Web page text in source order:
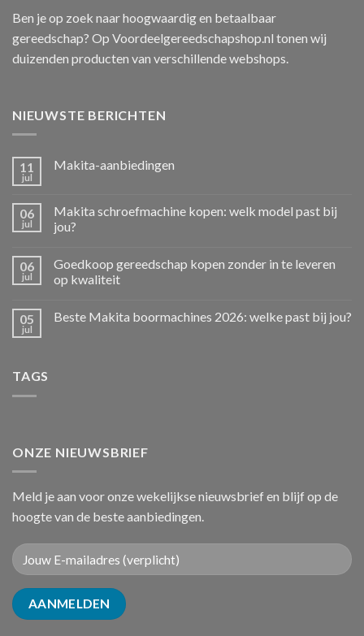
Ben je op zoek naar hoogwaardig en betaalbaar
gereedschap? Op Voordeelgereedschapshop.nl tonen wij
duizenden producten van verschillende webshops.
NIEUWSTE BERICHTEN
11
jul
Makita-aanbiedingen
06
jul
Makita schroefmachine kopen: welk model past bij
jou?
06
jul
Goedkoop gereedschap kopen zonder in te leveren
op kwaliteit
05
jul
Beste Makita boormachines 2026: welke past bij jou?
TAGS
ONZE NIEUWSBRIEF
Meld je aan voor onze wekelijkse nieuwsbrief en blijf op de
hoogte van de beste aanbiedingen.